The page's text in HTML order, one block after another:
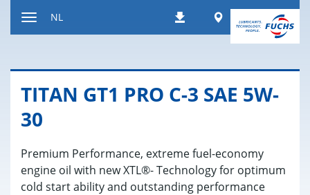
inhoud
DownloadsWorldwide
NL
TITAN GT1 PRO C-3 SAE 5W-
30
Premium Performance, extreme fuel-economy
engine oil with new XTL®- Technology for optimum
cold start ability and outstanding performance